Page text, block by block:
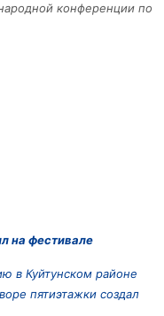
конференции по
на фестивале
в Куйтунском районе
пятиэтажки создал